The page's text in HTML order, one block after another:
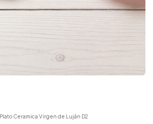
Ceramica Virgen de Luján D2